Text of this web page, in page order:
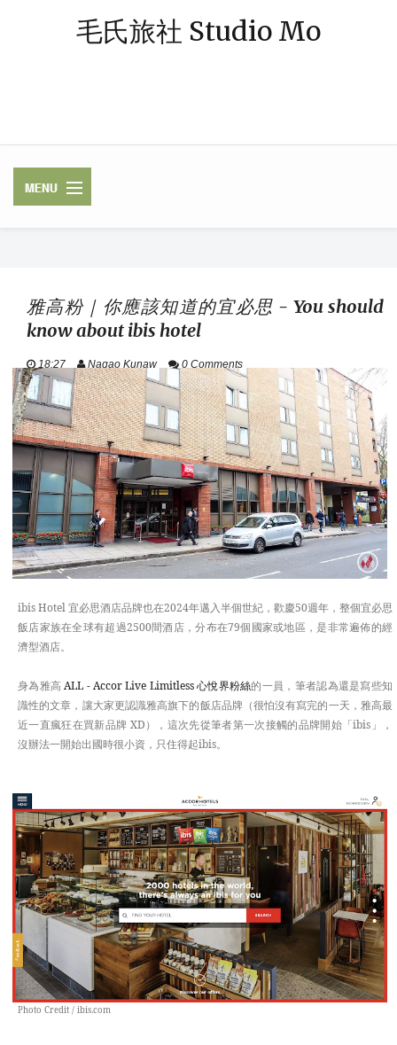
毛氏旅社 Studio Mo
HOTELS / RAILWAY
ASEAN
APAC
EUROPE
TASTE
雅高粉｜你應該知道的宜必思 - You should
know about ibis hotel
18:27 Nagao Kunaw 0 Comments
ibis Hotel 宜必思酒店品牌也在2024年邁入半個世紀，歡慶50週年，整個宜必思
飯店家族在全球有超過2500間酒店，分布在79個國家或地區，是非常遍佈的經
濟型酒店。
身為雅高ALL - Accor Live Limitless 心悅界粉絲的一員，筆者認為還是寫些知
識性的文章，讓大家更認識雅高旗下的飯店品牌（很怕沒有寫完的一天，雅高最
近一直瘋狂在買新品牌 XD），這次先從筆者第一次接觸的品牌開始「ibis」，
沒辦法一開始出國時很小資，只住得起ibis。
Photo Credit / ibis.com